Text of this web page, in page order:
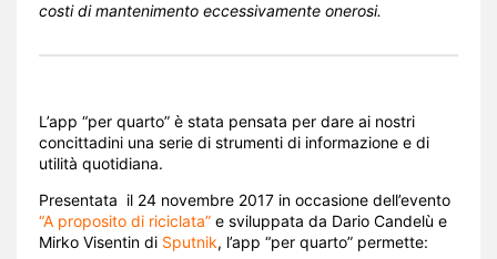
costi di mantenimento eccessivamente onerosi.
L’app “per quarto” è stata pensata per dare ai nostri
concittadini una serie di strumenti di informazione e di
utilità quotidiana.
Presentata il 24 novembre 2017 in occasione dell’evento
“A proposito di riciclata” e sviluppata da Dario Candelù e
Mirko Visentin di Sputnik, l’app “per quarto” permette: